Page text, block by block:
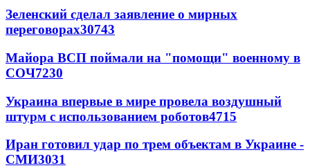
Зеленский сделал заявление о мирных
переговорах30743
Майора ВСП поймали на "помощи" военному в
СОЧ7230
Украина впервые в мире провела воздушный
штурм с использованием роботов4715
Иран готовил удар по трем объектам в Украине -
СМИ3031